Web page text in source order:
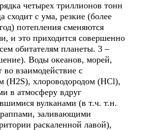
четырех триллионов тонн
сходит с ума, резкие (более
потепления сменяются
и это приходится совершенно
обитателям планеты. 3 –
Воды океанов, морей,
во взаимодействие с
(H2S), хлороводородом (HCl),
в атмосферу вдруг
вулканами (в т.ч. т.н.
заливающими
раскаленной лавой),